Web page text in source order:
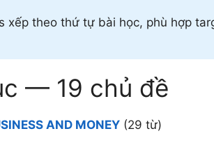
xếp theo thứ tự bài học, phù hợp
— 19 chủ đề
AND MONEY (29 từ)